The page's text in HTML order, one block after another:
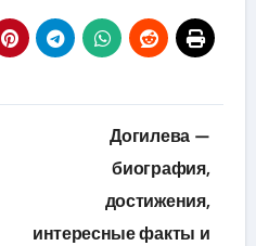
Догилева —
биография,
достижения,
интересные факты и